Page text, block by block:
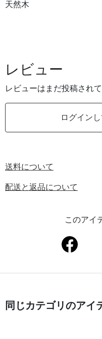
天然木
レビュー
レビューはまだ投稿され
ログイン
送料について
配送と返品について
このアイ
同じカテゴリのアイ